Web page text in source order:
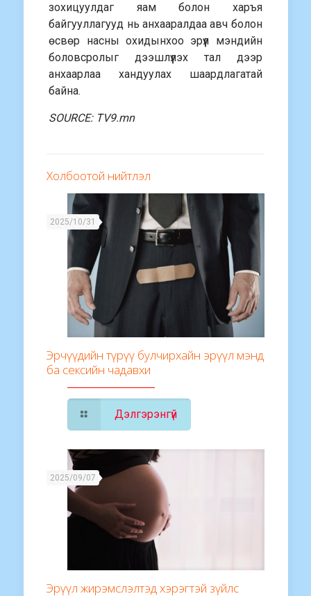
зохицуулдаг яам болон харъя
байгууллагууд нь анхааралдаа авч болон
өсвөр насны охидынхоо эрүүл мэндийн
боловсролыг дээшлүүлэх тал дээр
анхаарлаа хандуулах шаардлагатай
байна.
SOURCE: TV9.mn
Холбоотой нийтлэл
2025/10/31
Эрчүүдийн түрүү булчирхайн эрүүл мэнд
ба сексийн чадавхи
Дэлгэрэнгүй
2025/09/07
Эрүүл жирэмслэлтэд хэрэгтэй зүйлс